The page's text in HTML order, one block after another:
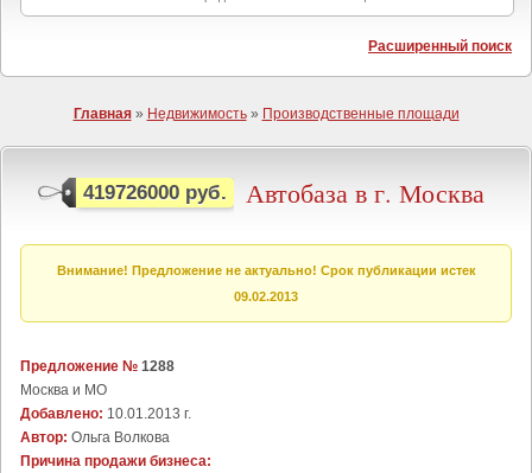
Расширенный поиск
Главная» Недвижимость» Производственные площади
419726000 руб. Автобаза в г. Москва
Внимание! Предложение не актуально! Срок публикации истек
09.02.2013
Предложение № 1288
Москва и МО
Добавлено: 10.01.2013 г.
Автор: Ольга Волкова
Причина продажи бизнеса: